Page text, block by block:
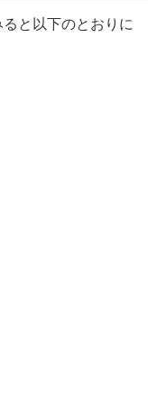
と以下のとおりに